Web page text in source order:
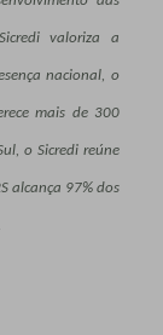
valoriza a
nacional, o
mais de 300
o Sicredi reúne
alcança 97% dos